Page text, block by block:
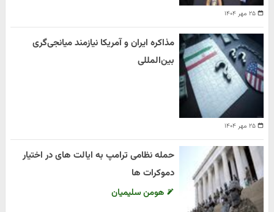
۲۵ مهر ۱۴۰۴
۲۵ مهر ۱۴۰۴
مذاکره ایران و آمریکا نیازمند میانجی‌گری
بین‌المللی
حمله نظامی ترامپ به ایالت های در اختیار
دموکرات ها
هومن سلیمیان